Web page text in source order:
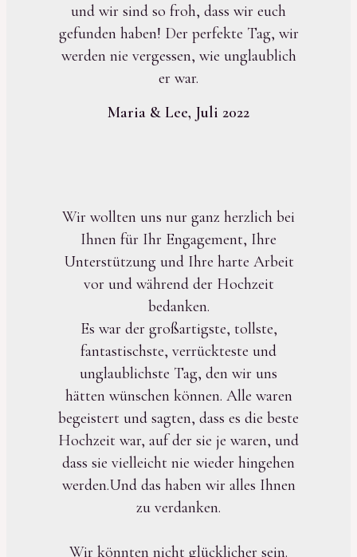
und wir sind so froh, dass wir euch
gefunden haben! Der perfekte Tag, wir
werden nie vergessen, wie unglaublich
er war.
Maria & Lee, Juli 2022
Wir wollten uns nur ganz herzlich bei
Ihnen für Ihr Engagement, Ihre
Unterstützung und Ihre harte Arbeit
vor und während der Hochzeit
bedanken.
Es war der großartigste, tollste,
fantastischste, verrückteste und
unglaublichste Tag, den wir uns
hätten wünschen können. Alle waren
begeistert und sagten, dass es die beste
Hochzeit war, auf der sie je waren, und
dass sie vielleicht nie wieder hingehen
werden.Und das haben wir alles Ihnen
zu verdanken.
Wir könnten nicht glücklicher sein.